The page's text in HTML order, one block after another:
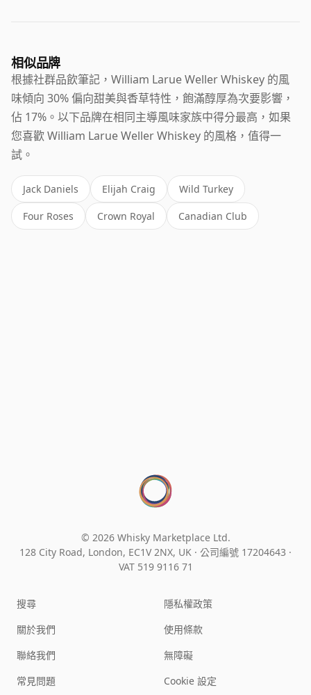
相似品牌
根據社群品飲筆記，William Larue Weller Whiskey 的風
味傾向 30% 偏向甜美與香草特性，飽滿醇厚為次要影響，
佔 17%。以下品牌在相同主導風味家族中得分最高，如果
您喜歡 William Larue Weller Whiskey 的風格，值得一
試。
Jack Daniels Elijah Craig Wild Turkey
Four Roses Crown Royal Canadian Club
© 2026 Whisky Marketplace Ltd.
128 City Road, London, EC1V 2NX, UK · 公司編號 17204643 ·
VAT 519 9116 71
搜尋
關於我們
聯絡我們
常見問題
隱私權政策
使用條款
無障礙
Cookie 設定